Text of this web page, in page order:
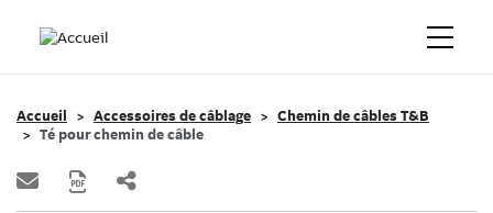
Accueil Accessoires de câblage
Chemin de câbles T&B
Té pour chemin de câble